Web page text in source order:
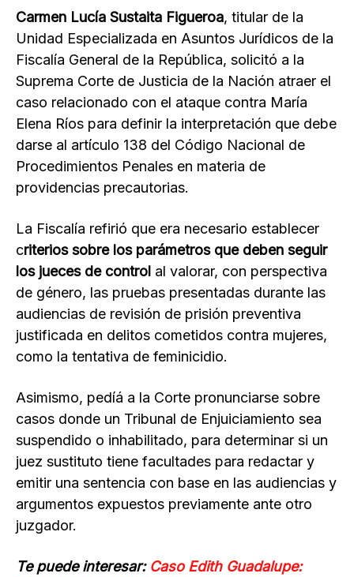
Carmen Lucía Sustaita Figueroa, titular de la
Unidad Especializada en Asuntos Jurídicos de la
Fiscalía General de la República, solicitó a la
Suprema Corte de Justicia de la Nación atraer el
caso relacionado con el ataque contra María
Elena Ríos para definir la interpretación que debe
darse al artículo 138 del Código Nacional de
Procedimientos Penales en materia de
providencias precautorias.
La Fiscalía refirió que era necesario establecer
criterios sobre los parámetros que deben seguir
los jueces de control al valorar, con perspectiva
de género, las pruebas presentadas durante las
audiencias de revisión de prisión preventiva
justificada en delitos cometidos contra mujeres,
como la tentativa de feminicidio.
Asimismo, pedíá a la Corte pronunciarse sobre
casos donde un Tribunal de Enjuiciamiento sea
suspendido o inhabilitado, para determinar si un
juez sustituto tiene facultades para redactar y
emitir una sentencia con base en las audiencias y
argumentos expuestos previamente ante otro
juzgador.
Te puede interesar: Caso Edith Guadalupe: